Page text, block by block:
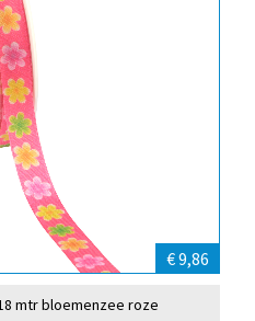
€ 9,86
mtr bloemenzee roze